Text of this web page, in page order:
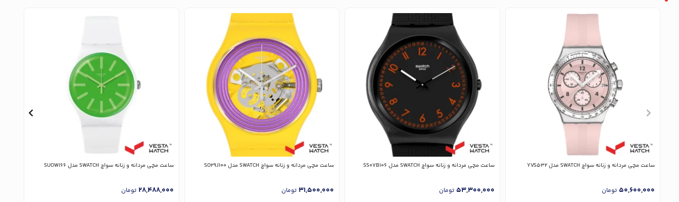
ساعت مچی مردانه و زنانه سواچ SWATCH مدل YVS532
50,600,000 تومان
ساعت مچی مردانه و زنانه سواچ SWATCH مدل SS07B106
53,300,000 تومان
ساعت مچی مردانه و زنانه سواچ SWATCH مدل SO29J100
31,500,000 تومان
ساعت مچی مردانه و زنانه سواچ SWATCH مدل SUOW166
28,488,000 تومان